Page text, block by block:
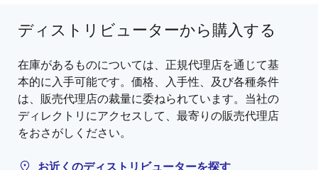
ディストリビューターから購入する
在庫があるものについては、正規代理店を通じて基
本的に入手可能です。価格、入手性、及び各種条件
は、販売代理店の裁量に委ねられています。当社の
ディレクトリにアクセスして、最寄りの販売代理店
をおさがしください。
お近くのディストリビューターを探す